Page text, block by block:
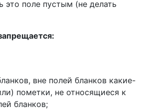
это поле пустым (не делать
вне полей бланков какие-
пометки, не относящиеся к
бланков;